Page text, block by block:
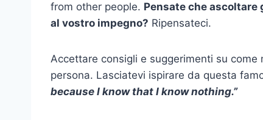
from other people. Pensate che
al vostro impegno? Ripensateci.
Accettare consigli e suggerimenti su
persona. Lasciatevi ispirare da questa
because I know that I know nothing.”